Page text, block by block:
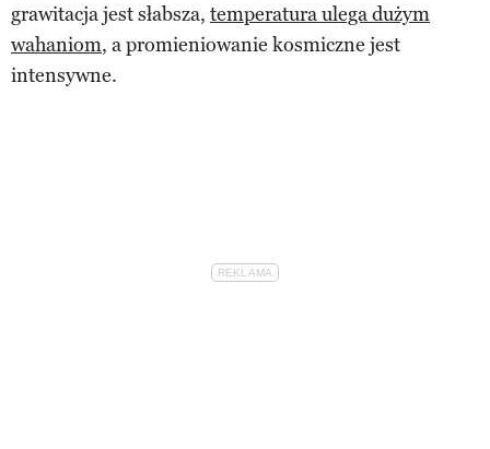
grawitacja jest słabsza, temperatura ulega dużym
wahaniom, a promieniowanie kosmiczne jest
intensywne.